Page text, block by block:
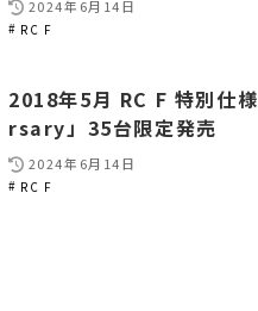
2024年6月14日
RC F
2018年5月 RC F 特別仕
rsary」35台限定発売
2024年6月14日
RC F